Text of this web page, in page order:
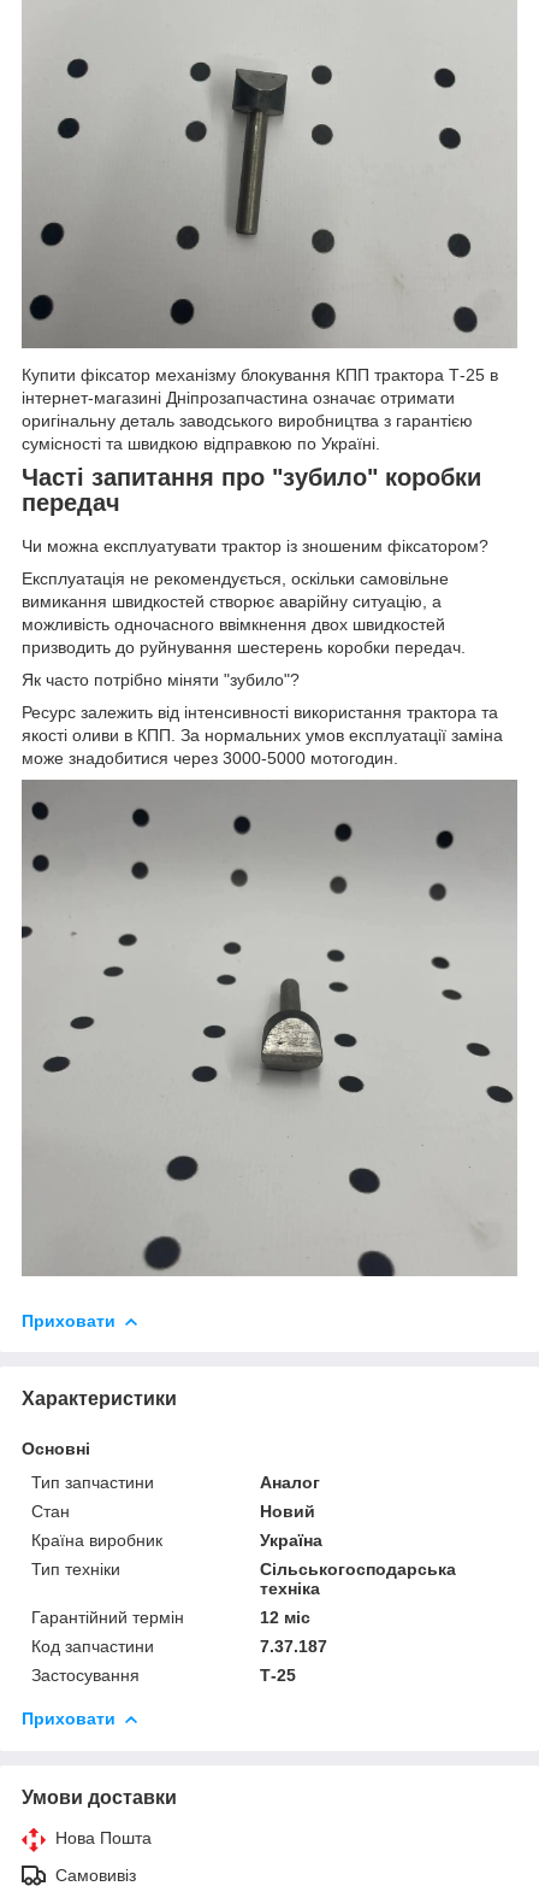
Купити фіксатор механізму блокування КПП трактора Т-25 в
інтернет-магазині Дніпрозапчастина означає отримати
оригінальну деталь заводського виробництва з гарантією
сумісності та швидкою відправкою по Україні.
Часті запитання про "зубило" коробки
передач
Чи можна експлуатувати трактор із зношеним фіксатором?
Експлуатація не рекомендується, оскільки самовільне
вимикання швидкостей створює аварійну ситуацію, а
можливість одночасного ввімкнення двох швидкостей
призводить до руйнування шестерень коробки передач.
Як часто потрібно міняти "зубило"?
Ресурс залежить від інтенсивності використання трактора та
якості оливи в КПП. За нормальних умов експлуатації заміна
може знадобитися через 3000-5000 мотогодин.
Приховати
Характеристики
Основні
Тип запчастини
Аналог
Стан
Новий
Країна виробник
Україна
Тип техніки
Сільськогосподарська
техніка
Гарантійний термін
12 міс
Код запчастини
7.37.187
Застосування
Т-25
Приховати
Умови доставки
Нова Пошта
Самовивіз